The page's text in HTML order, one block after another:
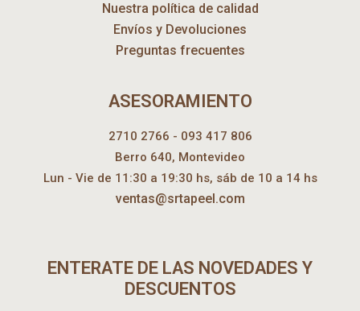
Nuestra política de calidad
Envíos y Devoluciones
Preguntas frecuentes
ASESORAMIENTO
2710 2766 - 093 417 806
Berro 640, Montevideo
Lun - Vie de 11:30 a 19:30 hs, sáb de 10 a 14 hs
ventas@srtapeel.com
ENTERATE DE LAS NOVEDADES Y
DESCUENTOS